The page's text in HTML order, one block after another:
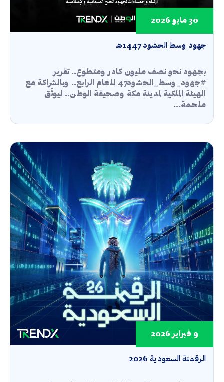
جهود وسط الحشود 1447هـ
30 مايو 2026
بجهود نحو نصف مليون كادر ومتطوع.. تقرير
#جهود_وسط_الحشود47 للعام الرابع.. وبالشراكة مع
الهيئة الملكية لمدينة مكة وصحيفة الوطن.. ليوثّق
ملحمة...
الرقمنة السعودية 2026
9 فبراير 2026